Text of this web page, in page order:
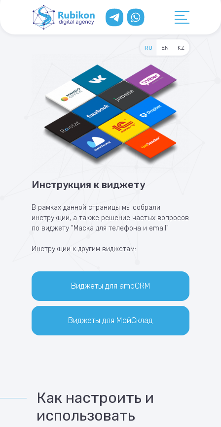
Инструкция к виджету
В рамках данной страницы мы собрали
инструкции, а также решение частых вопросов
по виджету "Маска для телефона и email"
Инструкции к другим виджетам:
Виджеты для amoCRM
RU EN KZ
Виджеты для МойСклад
Как настроить и
использовать